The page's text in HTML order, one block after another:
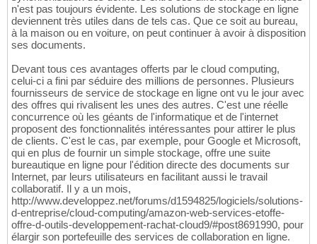
n'est pas toujours évidente. Les solutions de stockage en ligne
deviennent très utiles dans de tels cas. Que ce soit au bureau,
à la maison ou en voiture, on peut continuer à avoir à disposition
ses documents.
Devant tous ces avantages offerts par le cloud computing,
celui-ci a fini par séduire des millions de personnes. Plusieurs
fournisseurs de service de stockage en ligne ont vu le jour avec
des offres qui rivalisent les unes des autres. C'est une réelle
concurrence où les géants de l'informatique et de l'internet
proposent des fonctionnalités intéressantes pour attirer le plus
de clients. C'est le cas, par exemple, pour Google et Microsoft,
qui en plus de fournir un simple stockage, offre une suite
bureautique en ligne pour l'édition directe des documents sur
Internet, par leurs utilisateurs en facilitant aussi le travail
collaboratif. Il y a un mois,
http://www.developpez.net/forums/d1594825/logiciels/solutions-
d-entreprise/cloud-computing/amazon-web-services-etoffe-
offre-d-outils-developpement-rachat-cloud9/#post8691990, pour
élargir son portefeuille des services de collaboration en ligne.